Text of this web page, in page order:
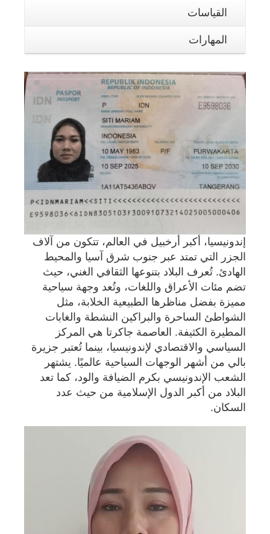
القياسات
المهارات
إندونيسيا، أكبر أرخبيل في العالم، تتكون من آلاف
الجزر التي تمتد عبر جنوب شرق آسيا والمحيط
الهادئ. تُعرف البلاد بتنوعها الثقافي الغني، حيث
تضم مئات الأعراق واللغات، وتُعد وجهة سياحية
مميزة بفضل مناظرها الطبيعية الخلابة، مثل
الشواطئ الساحرة والبراكين النشطة والغابات
المطيرة الكثيفة. العاصمة جاكرتا هي المركز
السياسي والاقتصادي لإندونيسيا، بينما تُعتبر جزيرة
بالي من أشهر الوجهات السياحية عالميًا. يشتهر
الشعب الإندونيسي بكرم الضيافة والود، كما تعد
البلاد من أكبر الدول الإسلامية من حيث عدد
السكان.